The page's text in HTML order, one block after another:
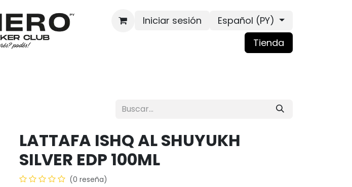
Iniciar sesión
Español (PY)
Tienda
LATTAFA ISHQ AL SHUYUKH
SILVER EDP 100ML
(0 reseña)